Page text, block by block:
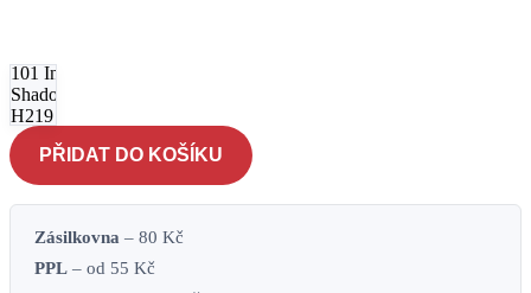
101 Inc
Shadow
H219 -
coyote
množství
PŘIDAT DO KOŠÍKU
Zásilkovna – 80 Kč
PPL – od 55 Kč